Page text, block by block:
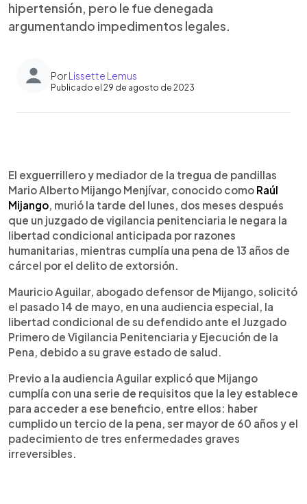
hipertensión, pero le fue denegada
argumentando impedimentos legales.
PorLissette Lemus
Publicado el 29 de agosto de 2023
Escuchar artículo
El exguerrillero y mediador de la tregua de pandillas
Mario Alberto Mijango Menjívar, conocido como Raúl
Mijango, murió la tarde del lunes, dos meses después
que un juzgado de vigilancia penitenciaria le negara la
libertad condicional anticipada por razones
humanitarias, mientras cumplía una pena de 13 años de
cárcel por el delito de extorsión.
Mauricio Aguilar, abogado defensor de Mijango, solicitó
el pasado 14 de mayo, en una audiencia especial, la
libertad condicional de su defendido ante el Juzgado
Primero de Vigilancia Penitenciaria y Ejecución de la
Pena, debido a su grave estado de salud.
Previo a la audiencia Aguilar explicó que Mijango
cumplía con una serie de requisitos que la ley establece
para acceder a ese beneficio, entre ellos: haber
cumplido un tercio de la pena, ser mayor de 60 años y el
padecimiento de tres enfermedades graves
irreversibles.